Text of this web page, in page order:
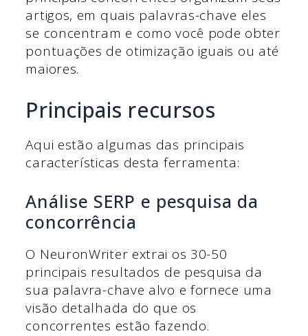
artigos, em quais palavras-chave eles
se concentram e como você pode obter
pontuações de otimização iguais ou até
maiores.
Principais recursos
Aqui estão algumas das principais
características desta ferramenta:
Análise SERP e pesquisa da
concorrência
O NeuronWriter extrai os 30-50
principais resultados de pesquisa da
sua palavra-chave alvo e fornece uma
visão detalhada do que os
concorrentes estão fazendo.